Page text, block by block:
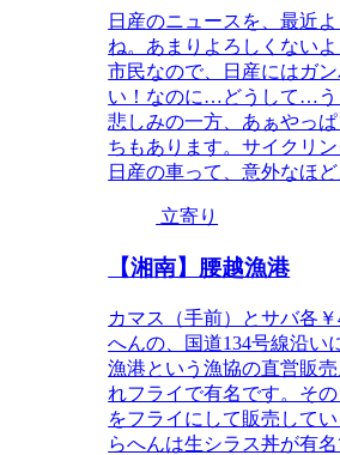
日産のニュースを、最近
ね。あまりよろしくない
市民なので、日産にはガ
い！なのに…どうして…
悲しみの一方、あぁやっ
ちもあります。サイクリン
日産の車って、意外なほど
立寄り
【湘南】腰越漁港
カマス（手前）とサバ各
へんの、国道134号線沿い
漁港という漁協の直営販
れフライで有名です。そ
をフライにして販売して
らへんは生シラス丼が有